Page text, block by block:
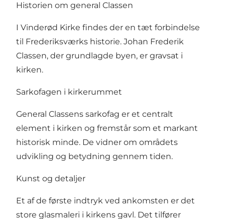
Historien om general Classen
I Vinderød Kirke findes der en tæt forbindelse
til Frederiksværks historie. Johan Frederik
Classen, der grundlagde byen, er gravsat i
kirken.
Sarkofagen i kirkerummet
General Classens sarkofag er et centralt
element i kirken og fremstår som et markant
historisk minde. De vidner om områdets
udvikling og betydning gennem tiden.
Kunst og detaljer
Et af de første indtryk ved ankomsten er det
store glasmaleri i kirkens gavl. Det tilfører